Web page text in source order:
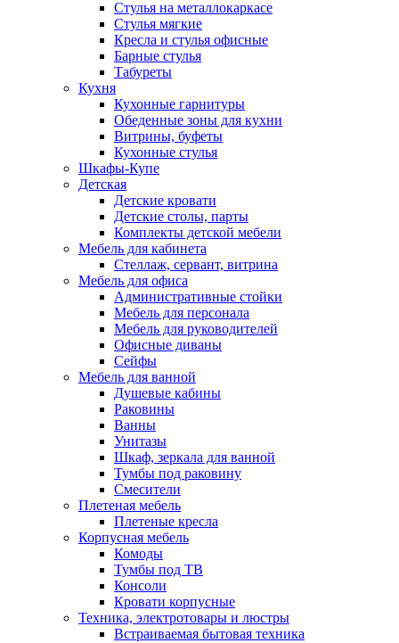
Стулья на металлокаркасе
Стулья мягкие
Кресла и стулья офисные
Барные стулья
Табуреты
Кухня
Кухонные гарнитуры
Обеденные зоны для кухни
Витрины, буфеты
Кухонные стулья
Шкафы-Купе
Детская
Детские кровати
Детские столы, парты
Комплекты детской мебели
Мебель для кабинета
Стеллаж, сервант, витрина
Мебель для офиса
Административные стойки
Мебель для персонала
Мебель для руководителей
Офисные диваны
Сейфы
Мебель для ванной
Душевые кабины
Раковины
Ванны
Унитазы
Шкаф, зеркала для ванной
Тумбы под раковину
Смесители
Плетеная мебель
Плетеные кресла
Корпусная мебель
Комоды
Тумбы под ТВ
Консоли
Кровати корпусные
Техника, электротовары и люстры
Встраиваемая бытовая техника